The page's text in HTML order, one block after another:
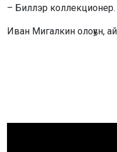
– Биллэр коллекционер.
Иван Мигалкин олоҕун,